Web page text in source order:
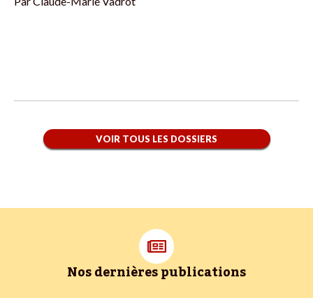
VOIR TOUS LES DOSSIERS
Nos dernières publications